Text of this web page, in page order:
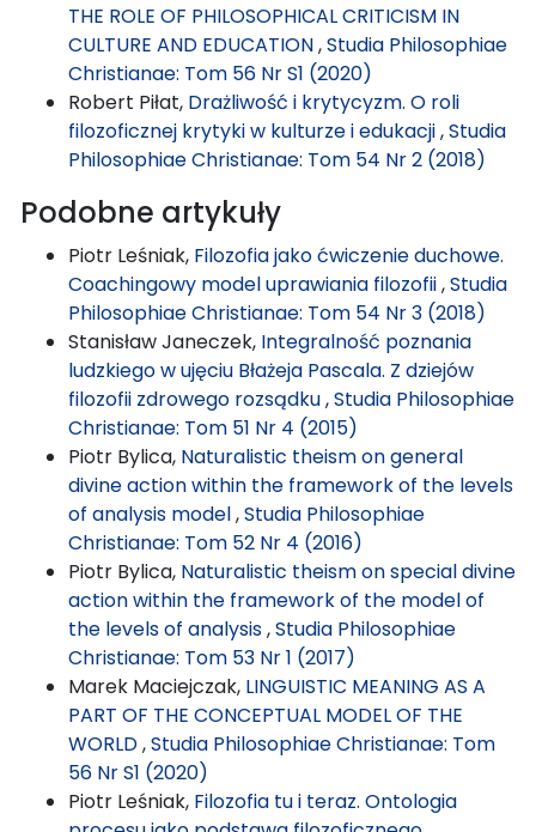
THE ROLE OF PHILOSOPHICAL CRITICISM IN
CULTURE AND EDUCATION,Studia Philosophiae
Christianae: Tom 56 Nr S1 (2020)
Robert Piłat, Drażliwość i krytycyzm. O roli
filozoficznej krytyki w kulturze i edukacji,Studia
Philosophiae Christianae: Tom 54 Nr 2 (2018)
Podobne artykuły
Piotr Leśniak, Filozofia jako ćwiczenie duchowe.
Coachingowy model uprawiania filozofii,Studia
Philosophiae Christianae: Tom 54 Nr 3 (2018)
Stanisław Janeczek, Integralność poznania
ludzkiego w ujęciu Błażeja Pascala. Z dziejów
filozofii zdrowego rozsądku,Studia Philosophiae
Christianae: Tom 51 Nr 4 (2015)
Piotr Bylica, Naturalistic theism on general
divine action within the framework of the levels
of analysis model,Studia Philosophiae
Christianae: Tom 52 Nr 4 (2016)
Piotr Bylica, Naturalistic theism on special divine
action within the framework of the model of
the levels of analysis,Studia Philosophiae
Christianae: Tom 53 Nr 1 (2017)
Marek Maciejczak, LINGUISTIC MEANING AS A
PART OF THE CONCEPTUAL MODEL OF THE
WORLD,Studia Philosophiae Christianae: Tom
56 Nr S1 (2020)
Piotr Leśniak, Filozofia tu i teraz. Ontologia